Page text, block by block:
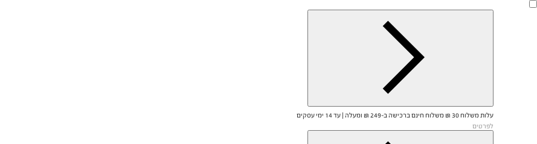
Skip
עלות משלוח 30 ₪ משלוח חינם ברכישה ב-249 ₪ ומעלה | עד 14 ימי עסקים
לפרטים